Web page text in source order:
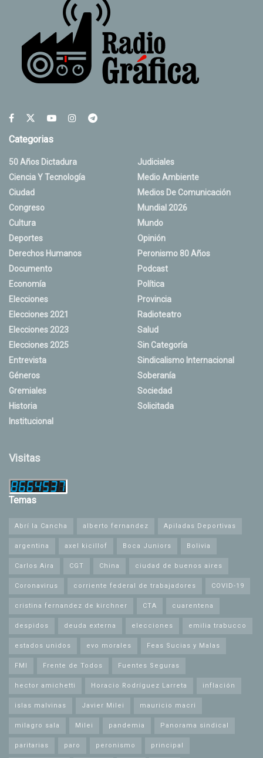
Categorias
50 Años Dictadura
Ciencia Y Tecnología
Ciudad
Congreso
Cultura
Deportes
Derechos Humanos
Documento
Economía
Elecciones
Elecciones 2021
Elecciones 2023
Elecciones 2025
Entrevista
Géneros
Gremiales
Historia
Institucional
Judiciales
Medio Ambiente
Medios De Comunicación
Mundial 2026
Mundo
Opinión
Peronismo 80 Años
Podcast
Política
Provincia
Radioteatro
Salud
Sin Categoría
Sindicalismo Internacional
Soberanía
Sociedad
Solicitada
Visitas
Temas
Abrí la Cancha alberto fernandez Apiladas Deportivas
argentina axel kicillof Boca Juniors Bolivia
Carlos Aira CGT China ciudad de buenos aires
Coronavirus corriente federal de trabajadores COVID-19
cristina fernandez de kirchner CTA cuarentena
despidos deuda externa elecciones emilia trabucco
estados unidos evo morales Feas Sucias y Malas
FMI Frente de Todos Fuentes Seguras
hector amichetti Horacio Rodríguez Larreta inflación
islas malvinas Javier Milei mauricio macri
milagro sala Milei pandemia Panorama sindical
paritarias paro peronismo principal